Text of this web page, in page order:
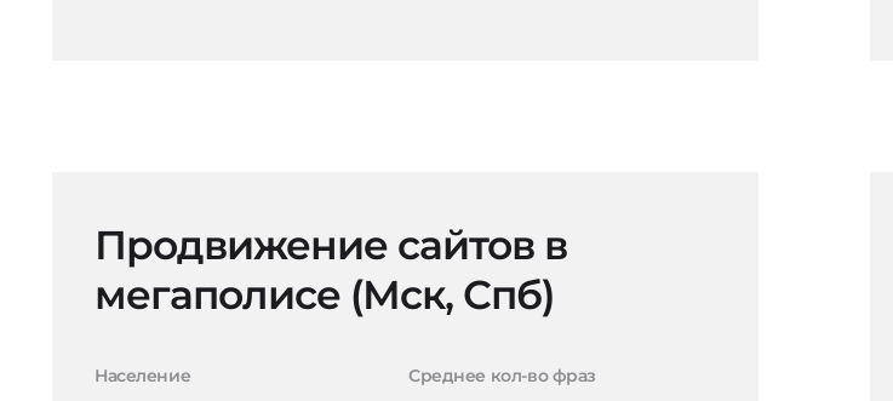
Продвижение сайтов в
мегаполисе (Мск, Спб)
Население Среднее кол-во фраз